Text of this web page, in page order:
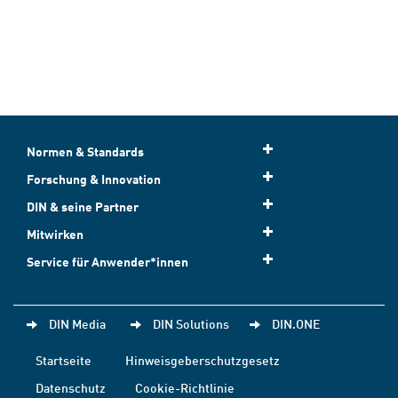
Normen & Standards
Forschung & Innovation
DIN & seine Partner
Mitwirken
Service für Anwender*innen
DIN Media DIN Solutions DIN.ONE
Startseite
Hinweisgeberschutzgesetz
Datenschutz
Cookie-Richtlinie